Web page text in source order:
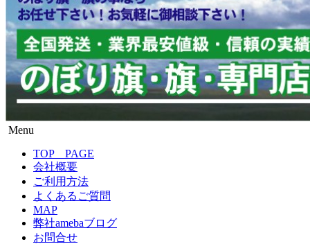
のぼり旗専門サイト-感謝の心！
仕様まで 超激安！
Menu
TOP PAGE
会社概要
ご利用方法
よくあるご質問
MAP
弊社amebaブログ
お問合せ